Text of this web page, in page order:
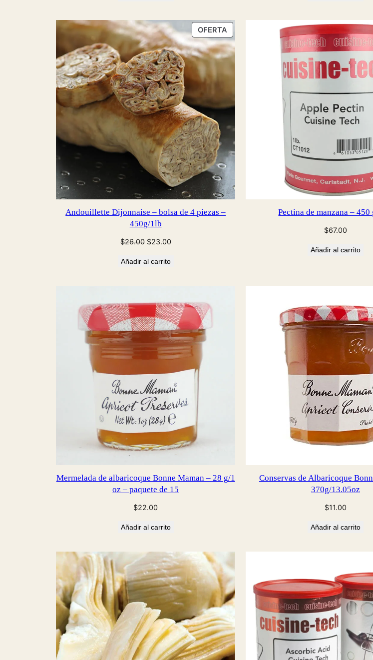
OFERTA
EN
OFERTA
Andouillette Dijonnaise – bolsa de 4 piezas –
450g/1lb
$26.00 El
original
$23.00El
actual
Añadir al carrito
Pectina de manzana – 450
$67.00
Añadir al carrito
Mermelada de albaricoque Bonne Maman – 28 g/1
oz – paquete de 15
$22.00
Añadir al carrito
Conservas de Albaricoque
370g/13.05oz
$11.00
Añadir al carrito